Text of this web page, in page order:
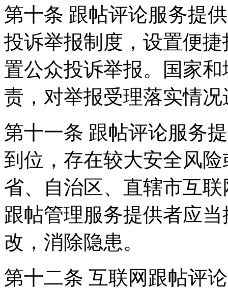
第十条 跟帖评论服务提
投诉举报制度，设置便
置公众投诉举报。国家
责，对举报受理落实情
第十一条 跟帖评论服务
到位，存在较大安全风
省、自治区、直辖市互
跟帖管理服务提供者应
改，消除隐患。
第十二条 互联网跟帖评